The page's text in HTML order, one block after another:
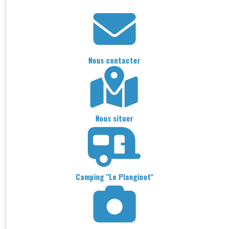
Nous contacter
Nous situer
Camping "Le Planginot"